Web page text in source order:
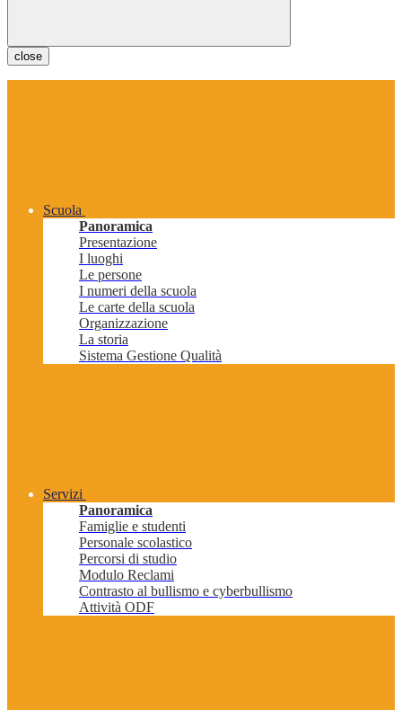
close
Scuola
Panoramica
Presentazione
I luoghi
Le persone
I numeri della scuola
Le carte della scuola
Organizzazione
La storia
Sistema Gestione Qualità
Servizi
Panoramica
Famiglie e studenti
Personale scolastico
Percorsi di studio
Modulo Reclami
Contrasto al bullismo e cyberbullismo
Attività ODF